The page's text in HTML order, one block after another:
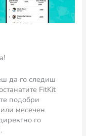
да го следиш
FitKit
подобри
месечен
го